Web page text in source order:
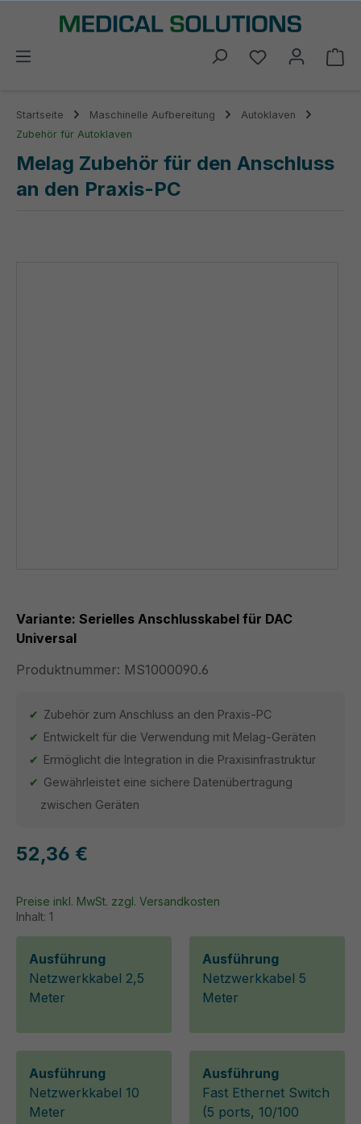
springen
Du hast 0
Startseite Maschinelle Aufbereitung
Autoklaven
Zubehör für Autoklaven
Melag Zubehör für den Anschluss
an den Praxis-PC
Variante: Serielles Anschlusskabel für DAC
Universal
Produktnummer: MS1000090.6
Zubehör zum Anschluss an den Praxis-PC
Entwickelt für die Verwendung mit Melag-Geräten
Ermöglicht die Integration in die Praxisinfrastruktur
Gewährleistet eine sichere Datenübertragung
zwischen Geräten
52,36 €
Inhalt: 1
Preise inkl. MwSt. zzgl. Versandkosten
Ausführung
Netzwerkkabel 2,5
Meter
Ausführung
Netzwerkkabel 5
Meter
Ausführung
Netzwerkkabel 10
Meter
Ausführung
Fast Ethernet Switch
(5 ports, 10/100